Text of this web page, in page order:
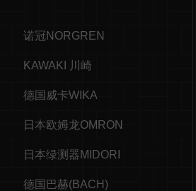
诺冠NORGREN
KAWAKI 川崎
德国威卡WIKA
日本欧姆龙OMRON
日本绿测器MIDORI
德国巴赫(BACH)